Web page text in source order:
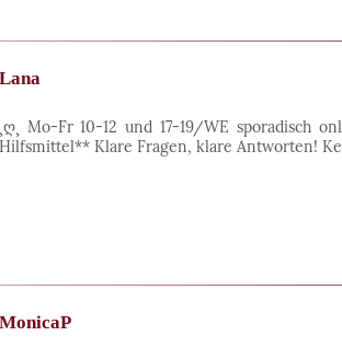
Lana
¸ღ¸ Mo-Fr 10-12 und 17-19/WE sporadisch
Hilfsmittel** Klare Fragen, klare Antworten!
MonicaP